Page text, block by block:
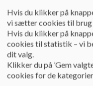
nydamskolen
Skolebestyrelsen
Referat
Referat fra mødet
Hvis du klikker på
vi sætter cookies til
Hvis du klikker på
cookies til statistik – vi
dit valg.
Klikker du på ’Gem
cookies for de